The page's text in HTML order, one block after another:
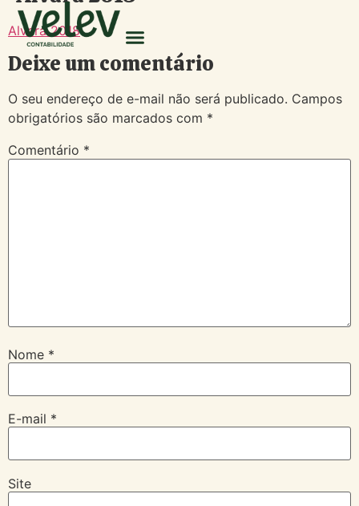
Alvará 2018
Deixe um comentário
O seu endereço de e-mail não será publicado. Campos
obrigatórios são marcados com *
Comentário *
Nome *
E-mail *
Site